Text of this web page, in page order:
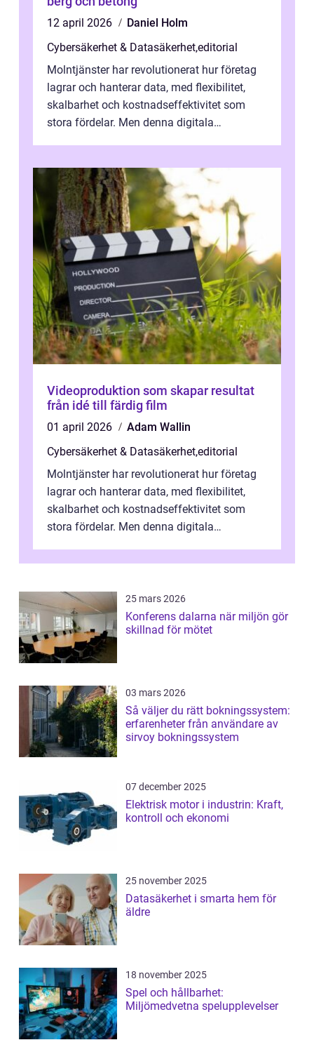
12 april 2026
Daniel Holm
Cybersäkerhet & Datasäkerhet,editorial
Molntjänster har revolutionerat hur företag
lagrar och hanterar data, med flexibilitet,
skalbarhet och kostnadseffektivitet som
stora fördelar. Men denna digitala
Videoproduktion som skapar resultat
från idé till färdig film
01 april 2026
Adam Wallin
Cybersäkerhet & Datasäkerhet,editorial
Molntjänster har revolutionerat hur företag
lagrar och hanterar data, med flexibilitet,
skalbarhet och kostnadseffektivitet som
stora fördelar. Men denna digitala
25 mars 2026
Konferens dalarna när miljön gör
skillnad för mötet
03 mars 2026
Så väljer du rätt bokningssystem:
erfarenheter från användare av
sirvoy bokningssystem
07 december 2025
Elektrisk motor i industrin: Kraft,
kontroll och ekonomi
25 november 2025
Datasäkerhet i smarta hem för
äldre
18 november 2025
Spel och hållbarhet:
Miljömedvetna spelupplevelser